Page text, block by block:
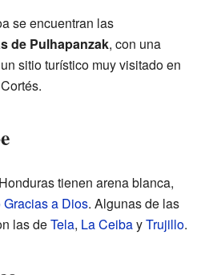
se encuentran las
de Pulhapanzak, con una
sitio turístico muy visitado en
tienen arena blanca,
Gracias a Dios. Algunas de las
las deTela, La CeibayTrujillo.